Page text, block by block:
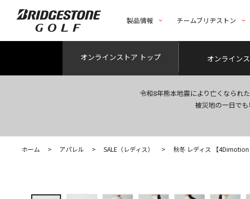
製品情報 チームブリヂストン
オンラインストア トップ オンライン
令和8年熊本地震により亡くなられ
被災地の一日で
ホーム > アパレル > SALE（レディス） > 秋冬 レディス 【